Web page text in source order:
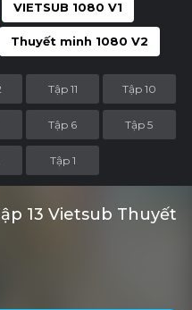
VIETSUB 1080 V1
Thuyết minh 1080 V2
Tập 11 Tập 10
Tập 6 Tập 5
Tập 1
13 Vietsub Thuyết